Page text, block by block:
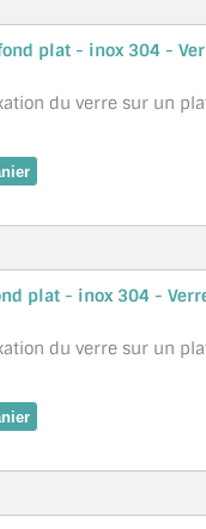
plat - inox 304 -
du verre sur un
plat - inox 304 -
du verre sur un